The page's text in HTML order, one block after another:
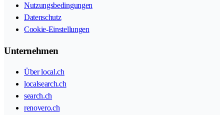
Nutzungsbedingungen
Datenschutz
Cookie-Einstellungen
Unternehmen
Über local.ch
localsearch.ch
search.ch
renovero.ch